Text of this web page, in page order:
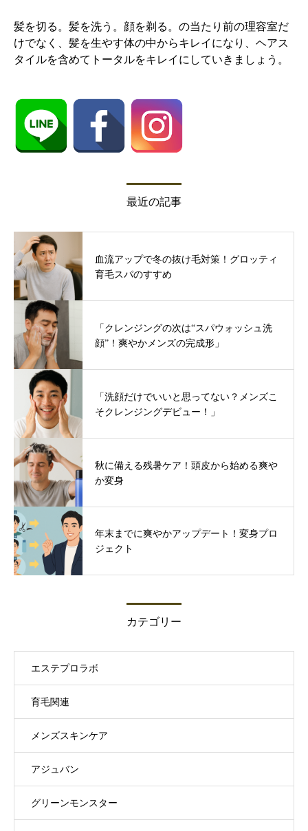
髪を切る。髪を洗う。顔を剃る。の当たり前の理容室だ
けでなく、髪を生やす体の中からキレイになり、ヘアス
タイルを含めてトータルをキレイにしていきましょう。
最近の記事
血流アップで冬の抜け毛対策！グロッティ
育毛スパのすすめ
「クレンジングの次は“スパウォッシュ洗
顔”！爽やかメンズの完成形」
「洗顔だけでいいと思ってない？メンズこ
そクレンジングデビュー！」
秋に備える残暑ケア！頭皮から始める爽や
か変身
年末までに爽やかアップデート！変身プロ
ジェクト
カテゴリー
エステプロラボ
育毛関連
メンズスキンケア
アジュバン
グリーンモンスター